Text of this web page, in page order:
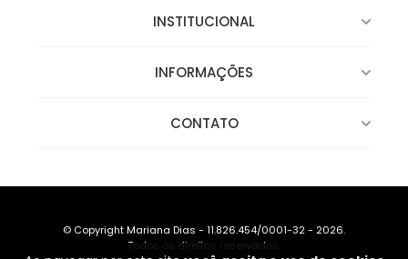
INSTITUCIONAL
INFORMAÇÕES
CONTATO
© Copyright Mariana Dias - 11.826.454/0001-32 - 2026.
Todos os direitos reservados.